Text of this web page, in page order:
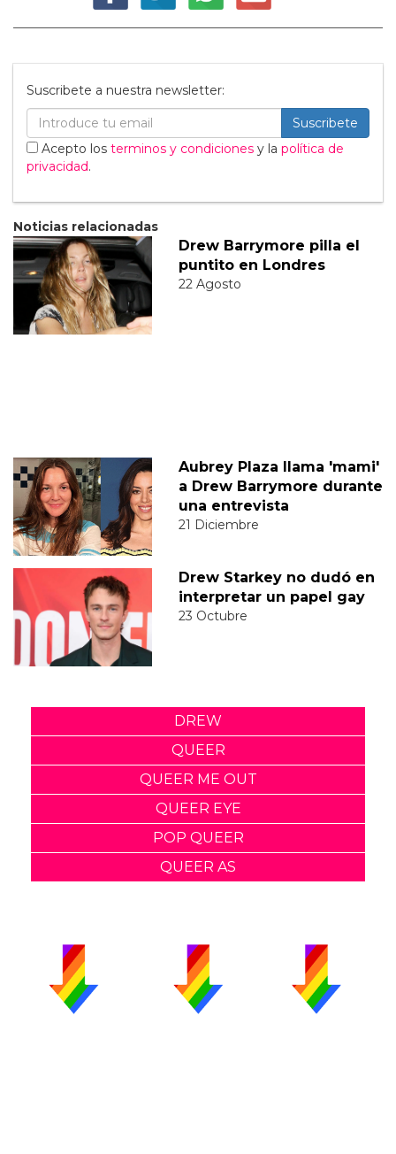
Suscribete a nuestra newsletter:
Suscribete
Acepto los terminos y condiciones y la política de
privacidad.
Noticias relacionadas
Drew Barrymore pilla el
puntito en Londres
22 Agosto
Aubrey Plaza llama 'mami'
a Drew Barrymore durante
una entrevista
21 Diciembre
Drew Starkey no dudó en
interpretar un papel gay
23 Octubre
DREW
QUEER
QUEER ME OUT
QUEER EYE
POP QUEER
QUEER AS